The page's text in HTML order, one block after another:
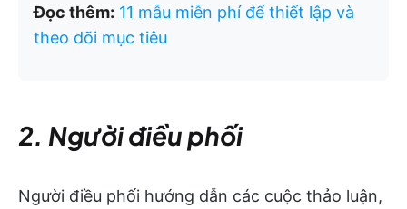
Đọc thêm: 11 mẫu miễn phí để thiết lập và
theo dõi mục tiêu
2. Người điều phối
Người điều phối hướng dẫn các cuộc thảo luận,